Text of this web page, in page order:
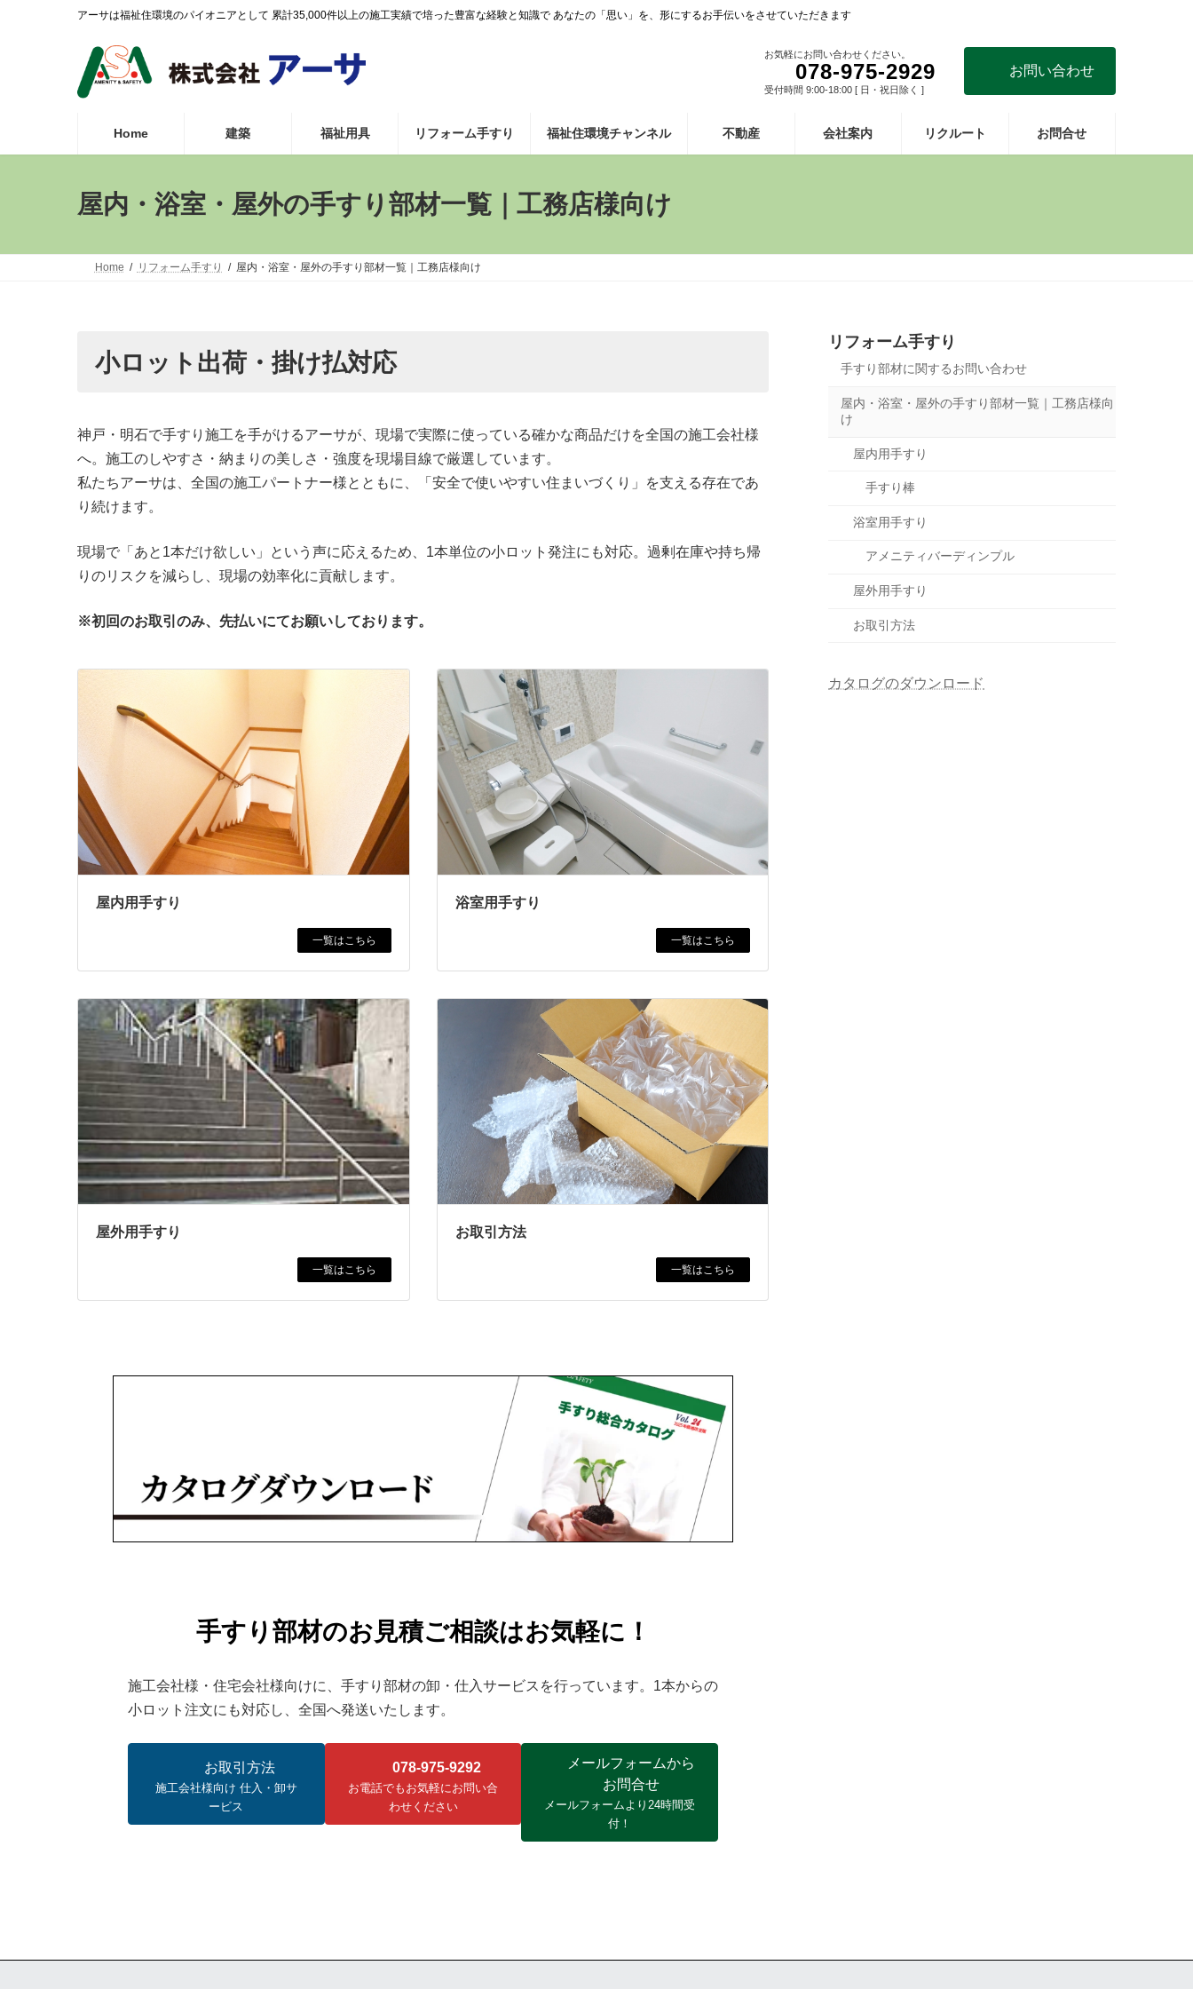
ッ
移
アーサは福祉住環境のパイオニアとして 累計35,000件以上の施工実績で培った豊富な経験と知識で あなたの「思い」を、形にするお手伝いをさせていただきます
お気軽にお問い合わせください。
078-975-2929
受付時間 9:00-18:00 [ 日・祝日除く ]
お問い合わせ
Home 建築 福祉用具 リフォーム手すり 福祉住環境チャンネル 不動産 会社案内 リクルート お問合せ
屋内・浴室・屋外の手すり部材一覧｜工務店様向け
Home リフォーム手すり 屋内・浴室・屋外の手すり部材一覧｜工務店様向け
小ロット出荷・掛け払対応
神戸・明石で手すり施工を手がけるアーサが、現場で実際に使っている確かな商品だけを全国の施工会社様
へ。施工のしやすさ・納まりの美しさ・強度を現場目線で厳選しています。
私たちアーサは、全国の施工パートナー様とともに、「安全で使いやすい住まいづくり」を支える存在であ
り続けます。
現場で「あと1本だけ欲しい」という声に応えるため、1本単位の小ロット発注にも対応。過剰在庫や持ち帰
りのリスクを減らし、現場の効率化に貢献します。
※初回のお取引のみ、先払いにてお願いしております。
屋内用手すり
一覧はこちら
浴室用手すり
一覧はこちら
屋外用手すり
一覧はこちら
お取引方法
一覧はこちら
手すり部材のお見積ご相談はお気軽に！
施工会社様・住宅会社様向けに、手すり部材の卸・仕入サービスを行っています。1本からの
小ロット注文にも対応し、全国へ発送いたします。
お取引方法
施工会社様向け 仕入・卸サ
ービス
078-975-9292
お電話でもお気軽にお問い合
わせください
メールフォームから
お問合せ
メールフォームより24時間受
付！
リフォーム手すり
手すり部材に関するお問い合わせ
屋内・浴室・屋外の手すり部材一覧｜工務店様向
け
屋内用手すり
手すり棒
浴室用手すり
アメニティバーディンプル
屋外用手すり
お取引方法
カタログのダウンロード